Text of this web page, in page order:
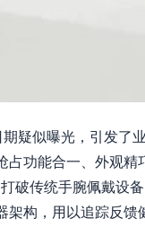
疑似曝光，引发了
功能合一、外观
破传统手腕佩戴设
构，用以追踪反